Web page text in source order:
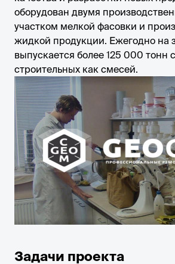
оборудован двумя
участком мелкой фасовки и
жидкой продукции. Ежегодно на
выпускается более 125 000 тонн
строительных как смесей.
Задачи проекта